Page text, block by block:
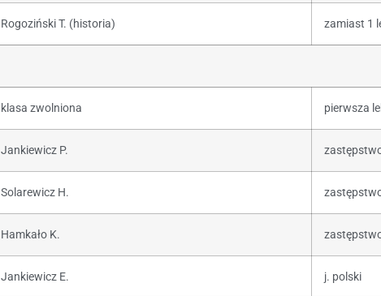
Rogoziński T. (historia) zamiast 1
klasa zwolniona pierwsza
Jankiewicz P.
Solarewicz H.
Hamkało K.
Jankiewicz E. j. polski